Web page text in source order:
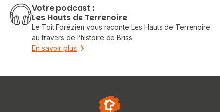
Votre podcast :
Les Hauts de Terrenoire
Le Toit Forézien vous raconte Les Hauts de Terrenoire
au travers de l’histoire de Briss
En savoir plus